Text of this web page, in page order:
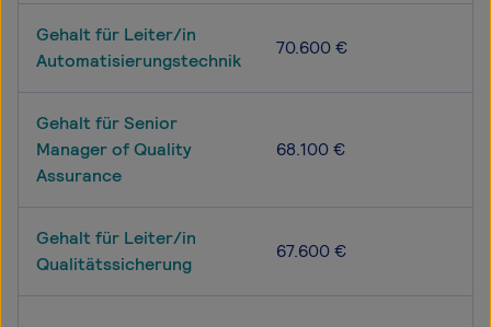
Gehalt für Leiter/in
Automatisierungstechnik
70.600 €
Gehalt für Senior
Manager of Quality
Assurance
68.100 €
Gehalt für Leiter/in
Qualitätssicherung
67.600 €